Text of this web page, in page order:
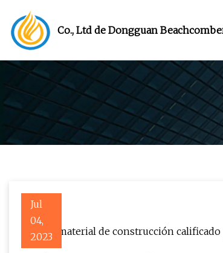
Co., Ltd de Dongguan
Jul
04,
2023
Nuevo material de construcción